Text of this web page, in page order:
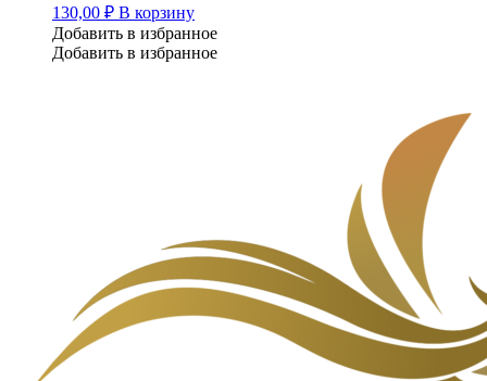
130,00 ₽ В корзину
Добавить в избранное
Добавить в избранное